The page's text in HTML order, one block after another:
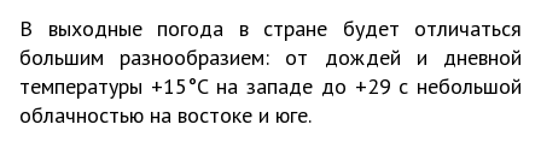
В выходные погода в стране будет отличаться
большим разнообразием: от дождей и дневной
температуры +15°С на западе до +29 с небольшой
облачностью на востоке и юге.